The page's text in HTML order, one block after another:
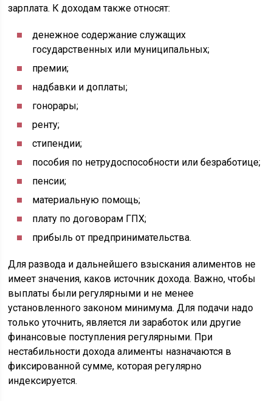
зарплата. К доходам также относят:
денежное содержание служащих
государственных или муниципальных;
премии;
надбавки и доплаты;
гонорары;
ренту;
стипендии;
пособия по нетрудоспособности или безработице;
пенсии;
материальную помощь;
плату по договорам ГПХ;
прибыль от предпринимательства.
Для развода и дальнейшего взыскания алиментов не
имеет значения, каков источник дохода. Важно, чтобы
выплаты были регулярными и не менее
установленного законом минимума. Для подачи надо
только уточнить, является ли заработок или другие
финансовые поступления регулярными. При
нестабильности дохода алименты назначаются в
фиксированной сумме, которая регулярно
индексируется.